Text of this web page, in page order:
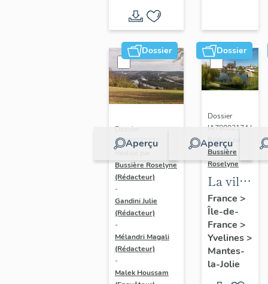
Dossier
Aperçu
Dossier
IA78002272 |
Bussière Roselyne
(Rédacteur)
-
Gandini Julie
(Rédacteur)
-
Mélandri Magali
(Rédacteur)
-
Malek Houssam
Dossier
Aperçu
Dossier
IA78002174 |
Réalisé par
Bussière
Roselyne
La ville
de
Mantes-
la-Jolie
France >
Île-de-
France >
Yvelines>
Mantes-
la-Jolie